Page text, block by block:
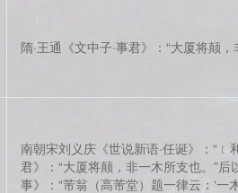
隋·王通《文中子·事君》：“大厦将颠
南朝宋刘义庆《世说新语·任诞》：“﹝
君》：“大厦将颠，非一木所支也。”
事》：“芾翁（高芾堂）题一律云：‘